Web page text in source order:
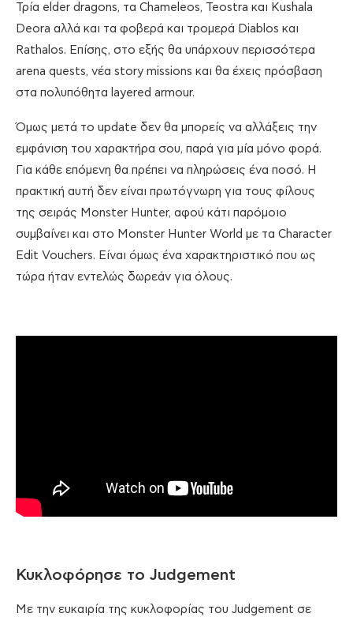
Τρία elder dragons, τα Chameleos, Teostra και Kushala
Deora αλλά και τα φοβερά και τρομερά Diablos και
Rathalos. Επίσης, στο εξής θα υπάρχουν περισσότερα
arena quests, νέα story missions και θα έχεις πρόσβαση
στα πολυπόθητα layered armour.
Όμως μετά το update δεν θα μπορείς να αλλάξεις την
εμφάνιση του χαρακτήρα σου, παρά για μία μόνο φορά.
Για κάθε επόμενη θα πρέπει να πληρώσεις ένα ποσό. Η
πρακτική αυτή δεν είναι πρωτόγνωρη για τους φίλους
της σειράς Monster Hunter, αφού κάτι παρόμοιο
συμβαίνει και στο Monster Hunter World με τα Character
Edit Vouchers. Είναι όμως ένα χαρακτηριστικό που ως
τώρα ήταν εντελώς δωρεάν για όλους.
Κυκλοφόρησε το Judgement
Με την ευκαιρία της κυκλοφορίας του Judgement σε